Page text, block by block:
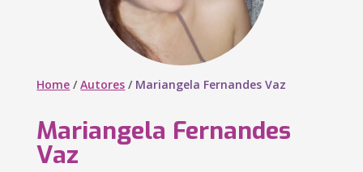
Home /Autores / Mariangela Fernandes Vaz
Mariangela Fernandes
Vaz